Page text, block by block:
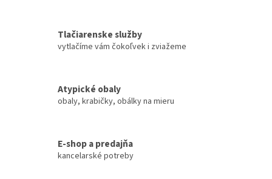
e
p
v
Tlačiarenske služby
vytlačíme vám čokoľvek i zviažeme
Atypické obaly
obaly, krabičky, obálky na mieru
E-shop a predajňa
kancelarské potreby